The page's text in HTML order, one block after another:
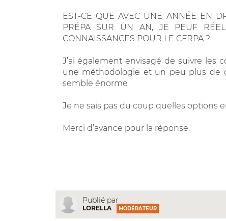
EST-CE QUE AVEC UNE ANNÉE EN
PRÉPA SUR UN AN, JE PEUF
CONNAISSANCES POUR LE CFRPA ?
J’ai également envisagé de suivre les
une méthodologie et un peu plus de
semble énorme
Je ne sais pas du coup quelles options
Merci d’avance pour la réponse.
Publié par
LORELLA MODÉRATEUR